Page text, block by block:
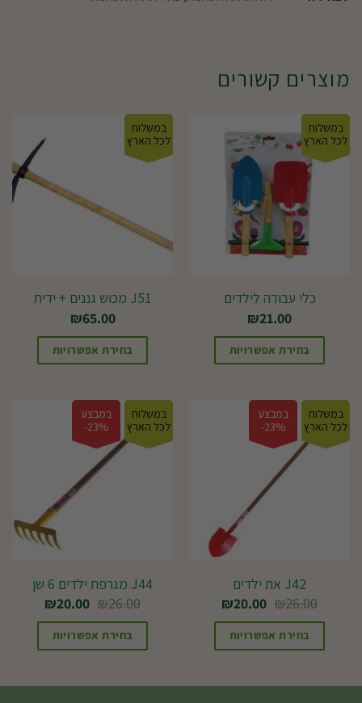
מוצרים קשורים
במשלוח
לכל הארץ
כלי עבודה לילדים
₪21.00
בחירת אפשרויות
במשלוח
לכל הארץ
J51 מכוש גננים + ידית
₪65.00
בחירת אפשרויות
במשלוח
לכל הארץ
במבצע
23%-
J42 את ילדים
₪26.00 המחיר
היה:
₪26.00.
₪20.00 המחיר
בחירת אפשרויות
במשלוח
לכל הארץ
במבצע
23%-
J44 מגרפת ילדים 6 שן
₪26.00 המחיר
היה:
₪26.00.
₪20.00 המחיר
בחירת אפשרויות